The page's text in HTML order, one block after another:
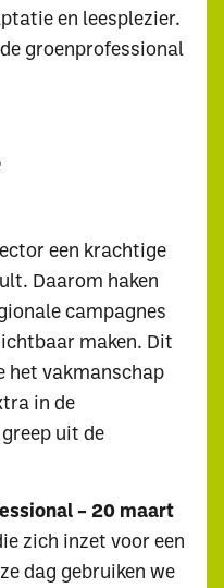
en leesplezier.
groenprofessional
een krachtige
Daarom haken
campagnes
maken. Dit
het vakmanschap
in de
uit de
– 20 maart
zich inzet voor een
dag gebruiken we